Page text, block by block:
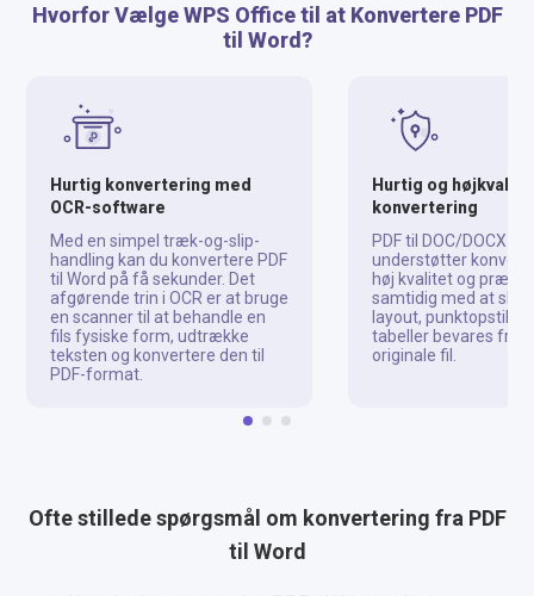
Hvorfor Vælge WPS Office til at Konvertere PDF
til Word?
Hurtig konvertering med
OCR-software
Med en simpel træk-og-slip-
handling kan du konvertere PDF
til Word på få sekunder. Det
afgørende trin i OCR er at bruge
en scanner til at behandle en
fils fysiske form, udtrække
teksten og konvertere den til
PDF-format.
Hurtig og
konvertering
PDF til DOC/DOCX-
understøtter
høj kvalitet og
samtidig med at
layout,
tabeller bevares fra
originale fil.
Ofte stillede spørgsmål om konvertering fra PDF
til Word